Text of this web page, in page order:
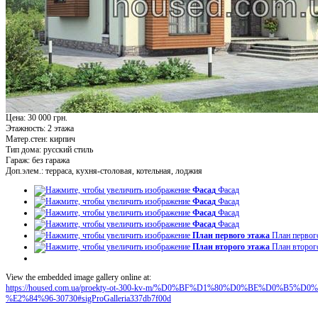
Цена: 30 000 грн.
Этажность: 2 этажа
Матер.стен: кирпич
Тип дома: русский стиль
Гараж: без гаража
Доп.элем.: терраса, кухня-столовая, котельная, лоджия
Фасад Фасад
Фасад Фасад
Фасад Фасад
Фасад Фасад
План первого этажа План
План второго этажа План
View the embedded image gallery online at:
https://housed.com.ua/proekty-ot-300-kv-m/
%E2%84%96-30730#sigProGalleria337db7f00d